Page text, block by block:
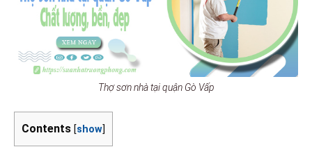
Thợ sơn nhà tại quận Gò Vấp
Contents [show]